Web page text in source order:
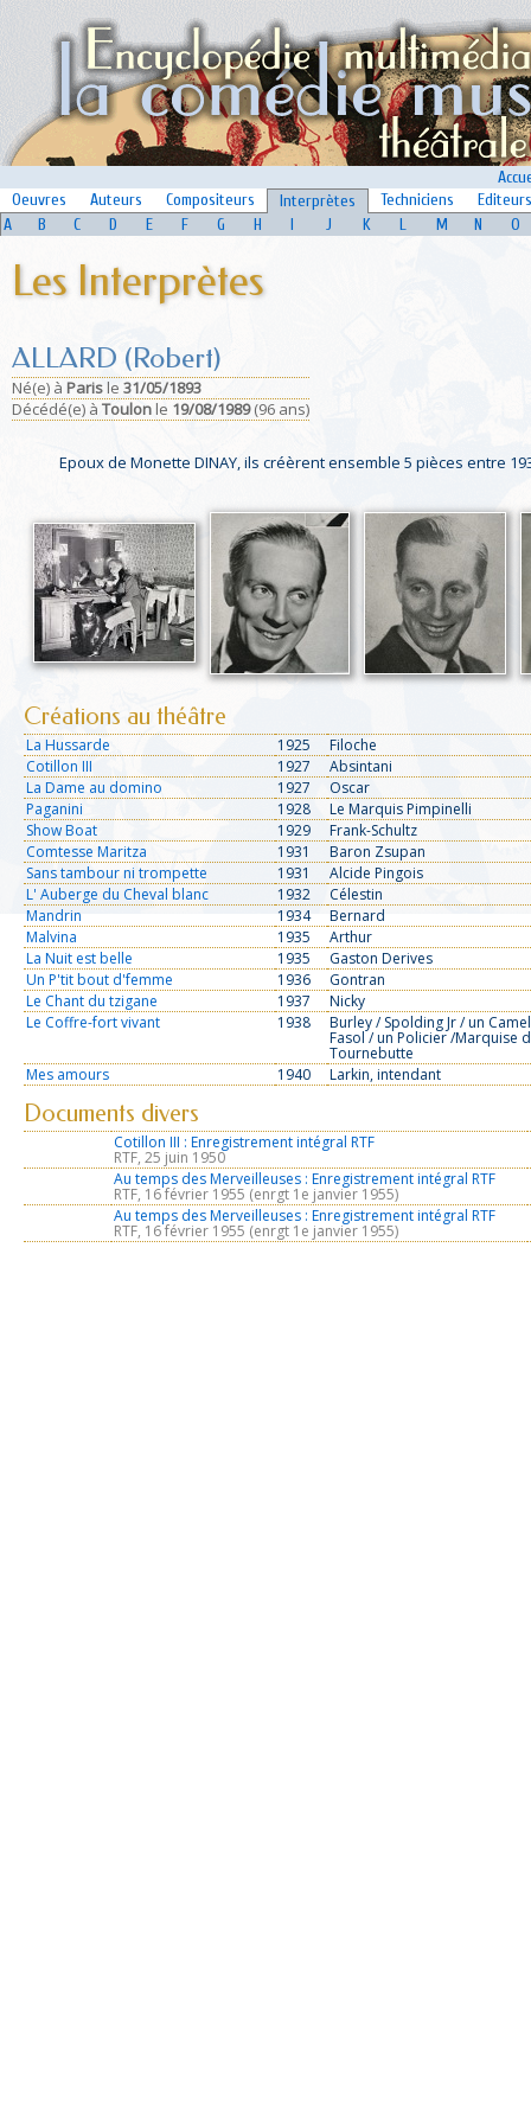
Oeuvres
Auteurs Compositeurs Interprètes Techniciens
Editeurs
A
B C D E F G H I J K L M N O
Les Interprètes
ALLARD (Robert)
Né(e) à Paris le 31/05/1893
Décédé(e) à Toulonle 19/08/1989(96 ans)
Epoux de Monette DINAY, ils créèrent ensemble 5 pièces entre
Créations au théâtre
La Hussarde 1925
Filoche
Cotillon III
1927
Absintani
La Dame au domino
1927
Oscar
Paganini
1928
Le Marquis Pimpinelli
Show Boat
1929
Frank-Schultz
Comtesse Maritza
1931
Baron Zsupan
Sans tambour ni trompette
1931
Alcide Pingois
L' Auberge du Cheval blanc
1932
Célestin
Mandrin
1934
Bernard
Malvina
1935
Arthur
La Nuit est belle
1935
Gaston Derives
Un P'tit bout d'femme
1936
Gontran
Le Chant du tzigane
1937
Nicky
Le Coffre-fort vivant
1938 Burley / Spolding Jr / un
Fasol / un Policier /Marquise
Tournebutte
Mes amours
1940 Larkin, intendant
Documents divers
Cotillon III : Enregistrement intégral RTF
RTF, 25 juin 1950
Au temps des Merveilleuses : Enregistrement intégral RTF
RTF, 16 février 1955 (enrgt 1e janvier 1955)
Au temps des Merveilleuses : Enregistrement intégral RTF
RTF, 16 février 1955 (enrgt 1e janvier 1955)